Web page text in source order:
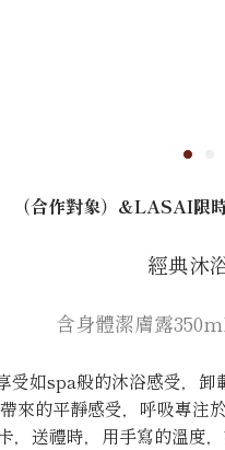
（合作對象）&LASAI限
經典沐
含身體潔膚露
如spa般的沐浴感受，
來的平靜感受，呼吸專
，送禮時，用手寫的溫度